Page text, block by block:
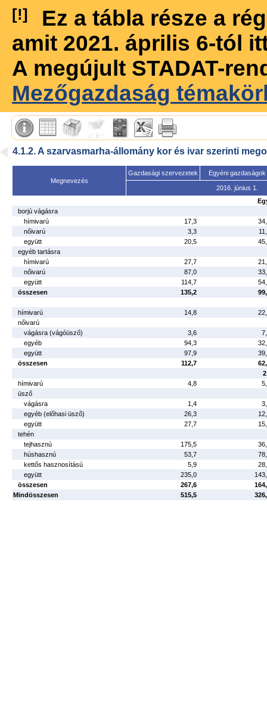
[!]
Ez a tábla része a
amit 2021. április 6-tól
A megújult STADAT-
Mezőgazdaság
4.1.2. A szarvasmarha-állomány kor és ivar szerinti
Megnevezés
Gazdasági szervezetek Egyéni gazdaságok
2016. június 1.
borjú vágásra
hímivarú
17,3
nőivarú
3,3
együtt
20,5
egyéb tartásra
hímivarú
27,7
nőivarú
87,0
együtt
114,7
összesen
135,2
hímivarú 14,8
nőivarú
vágásra (vágóüsző)
3,6
egyéb
94,3
együtt
97,9
összesen
112,7
hímivarú
4,8
üsző
vágásra
1,4
egyéb (előhasi üsző)
26,3
együtt
27,7
tehén
tejhasznú
175,5
húshasznú
53,7
kettős hasznosítású
5,9
együtt
235,0
összesen
267,6
Mindösszesen
515,5